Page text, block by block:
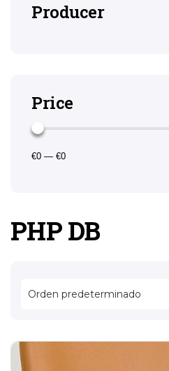
PHP DB
Producer
Price
€0 — €0